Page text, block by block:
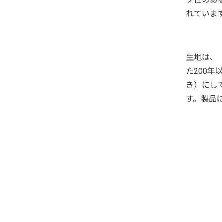
れていま
生地は、
た200年
き）にし
す。製品